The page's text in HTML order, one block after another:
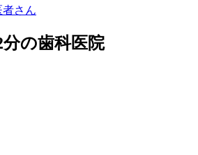
さん
分の歯科医院